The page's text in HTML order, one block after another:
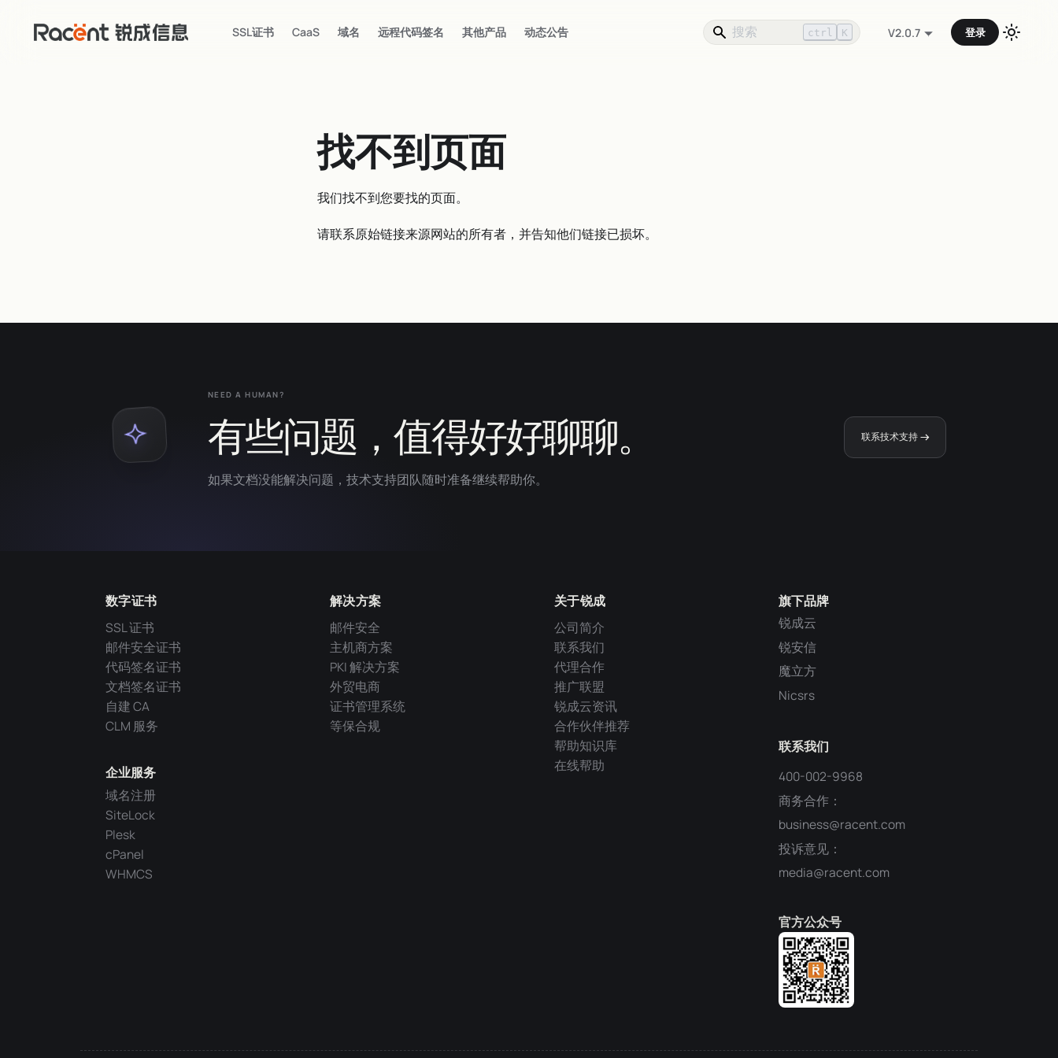
SSL证书 CaaS 域名 远程代码签名 其他产品 动态公告 ctrl K V2.0.7 登录
找不到页面
我们找不到您要找的页面。
请联系原始链接来源网站的所有者，并告知他们链接已损坏。
NEED A HUMAN?
有些问题，值得好好聊聊。
如果文档没能解决问题，技术支持团队随时准备继续帮助你。
联系技术支持
旗下品牌
锐成云
锐安信
魔立方
Nicsrs
联系我们
400-002-9968
商务合作：
business@racent.com
投诉意见：
media@racent.com
官方公众号
数字证书
SSL 证书
邮件安全证书
代码签名证书
文档签名证书
自建 CA
CLM 服务
企业服务
域名注册
SiteLock
Plesk
cPanel
WHMCS
解决方案
邮件安全
主机商方案
PKI 解决方案
外贸电商
证书管理系统
等保合规
关于锐成
公司简介
联系我们
代理合作
推广联盟
锐成云资讯
合作伙伴推荐
帮助知识库
在线帮助